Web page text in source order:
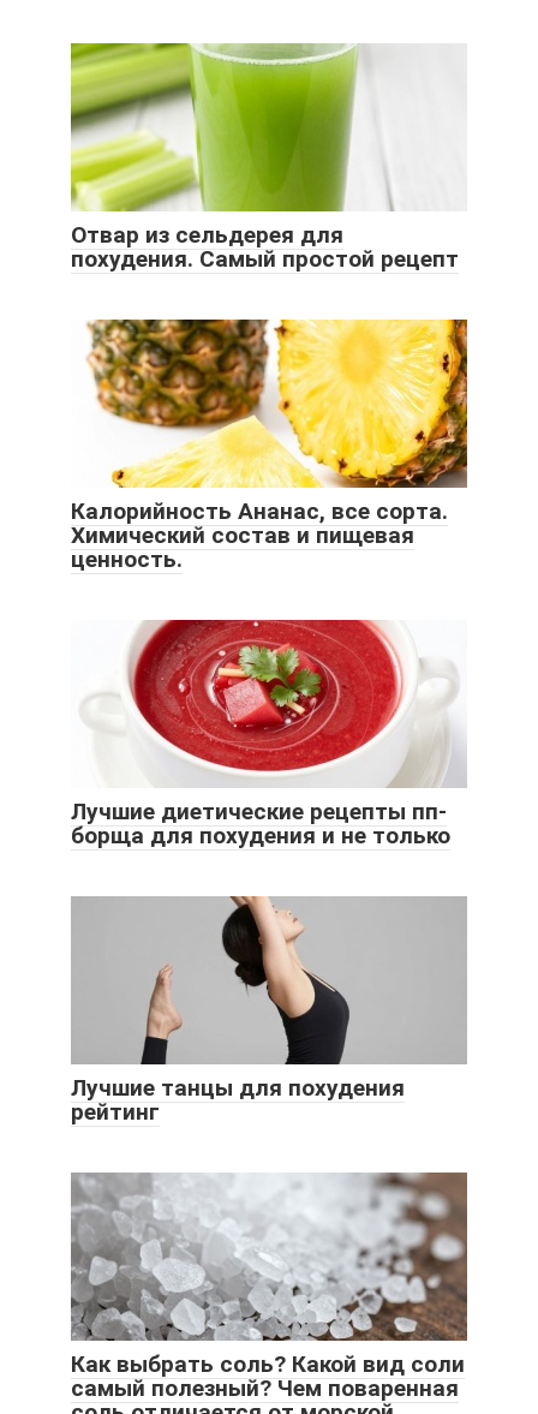
Отвар из сельдерея для
похудения. Самый простой рецепт
Калорийность Ананас, все сорта.
Химический состав и пищевая
ценность.
Лучшие диетические рецепты пп-
борща для похудения и не только
Лучшие танцы для похудения
рейтинг
Как выбрать соль? Какой вид соли
самый полезный? Чем поваренная